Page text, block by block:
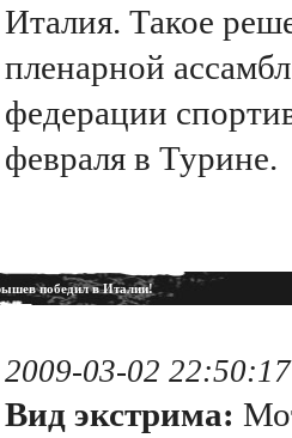
Италия. Такое
пленарной
федерации
февраля в Турине.
победил в Италии!
2009-03-02 22:50:17
Вид экстрима: